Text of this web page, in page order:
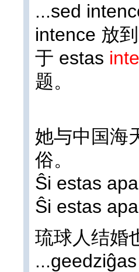
...sed
intence 放
于 estas
题。
她与中国海
俗。
Ŝi estas
Ŝi estas
琉球人结婚